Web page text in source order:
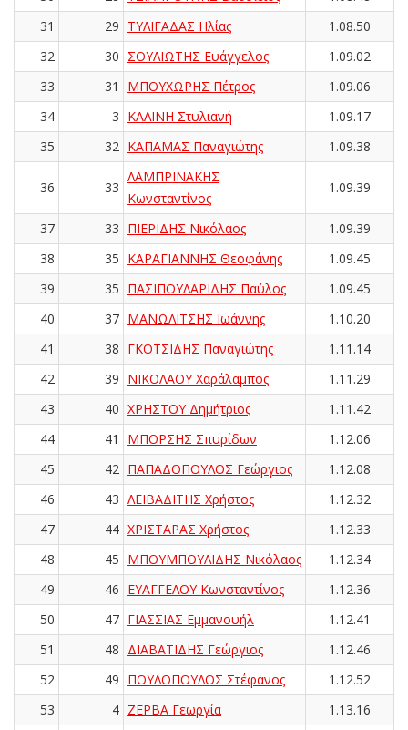
31
29 ΤΥΛΙΓΑΔΑΣ Ηλίας
1.08.50
32
30 ΣΟΥΛΙΩΤΗΣ Ευάγγελος
1.09.02
33
31 ΜΠΟΥΧΩΡΗΣ Πέτρος
1.09.06
34
3 ΚΑΛΙΝΗ Στυλιανή
1.09.17
35
32 ΚΑΠΑΜΑΣ Παναγιώτης 1.09.38
36 33
ΛΑΜΠΡΙΝΑΚΗΣ
Κωνσταντίνος
1.09.39
37 33 ΠΙΕΡΙΔΗΣ Νικόλαος
1.09.39
38
35 ΚΑΡΑΓΙΑΝΝΗΣ Θεοφάνης
1.09.45
39
35 ΠΑΣΙΠΟΥΛΑΡΙΔΗΣ Παύλος
1.09.45
40
37 ΜΑΝΩΛΙΤΣΗΣ Ιωάννης
1.10.20
41
38 ΓΚΟΤΣΙΔΗΣ Παναγιώτης
1.11.14
42
39 ΝΙΚΟΛΑΟΥ Χαράλαμπος
1.11.29
43
40 ΧΡΗΣΤΟΥ Δημήτριος
1.11.42
44
41 ΜΠΟΡΣΗΣ Σπυρίδων
1.12.06
45
42 ΠΑΠΑΔΟΠΟΥΛΟΣ Γεώργιος
1.12.08
46
43 ΛΕΙΒΑΔΙΤΗΣ Χρήστος
1.12.32
47
44 ΧΡΙΣΤΑΡΑΣ Χρήστος
1.12.33
48
45 ΜΠΟΥΜΠΟΥΛΙΔΗΣ Νικόλαος
1.12.34
49
46 ΕΥΑΓΓΕΛΟΥ Κωνσταντίνος
1.12.36
50
47 ΓΙΑΣΣΙΑΣ Εμμανουήλ
1.12.41
51
48 ΔΙΑΒΑΤΙΔΗΣ Γεώργιος
1.12.46
52
49 ΠΟΥΛΟΠΟΥΛΟΣ Στέφανος
1.12.52
53
4 ΖΕΡΒΑ Γεωργία
1.13.16